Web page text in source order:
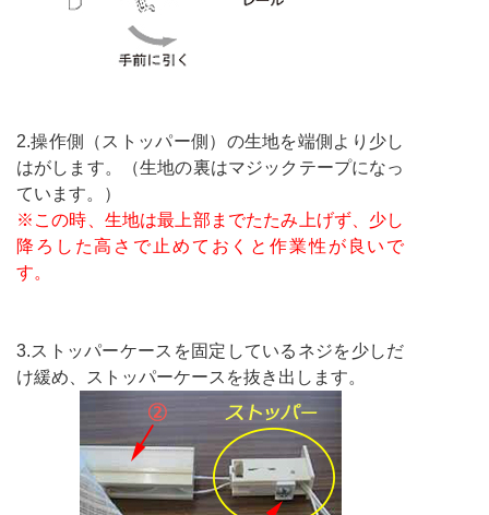
2.操作側（ストッパー側）の生地を端側より少し
はがします。（生地の裏はマジックテープになっ
ています。）
※この時、生地は最上部までたたみ上げず、少し
降ろした高さで止めておくと作業性が良いで
す。
3.ストッパーケースを固定しているネジを少しだ
け緩め、ストッパーケースを抜き出します。